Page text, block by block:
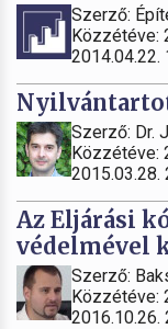
Szerző:
Közzétéve:
2014.04.22.
Szerző: Dr.
Közzétéve:
2015.03.28.
Az Eljárási
védelmével
Szerző:
Közzétéve:
2016.10.26.